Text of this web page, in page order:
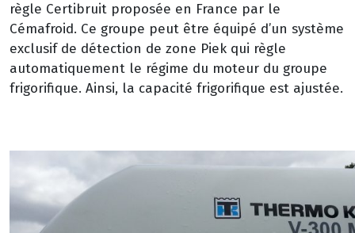
règle Certibruit proposée en France par le
Cémafroid. Ce groupe peut être équipé d’un système
exclusif de détection de zone Piek qui règle
automatiquement le régime du moteur du groupe
frigorifique. Ainsi, la capacité frigorifique est ajustée.